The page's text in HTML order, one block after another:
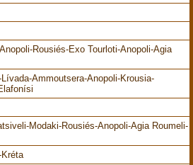
Rousiés-Exo Tourloti-Anopoli-Agia
Ammoutsera-Anopoli-Krousia-
Modaki-Rousiés-Anopoli-Agia Roumeli-